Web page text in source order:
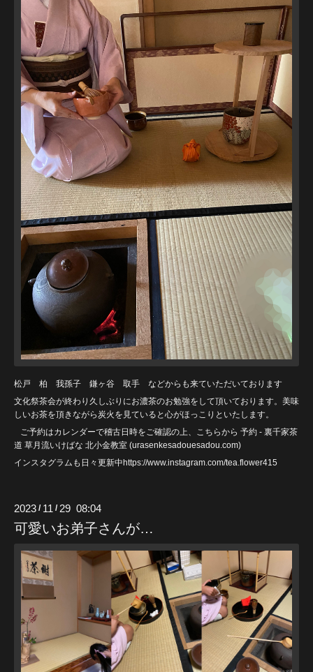
松戸 柏 我孫子 鎌ヶ谷 取手 などからも来ていただいております
文化祭茶会が終わり久しぶりにお濃茶のお勉強をして頂いております。美味
しいお茶を頂きながら炭火を見ていると心がほっこりといたします。
ご予約はカレンダーで稽古日時をご確認の上、こちらから 予約 - 裏千家茶
道 草月流いけばな 北小金教室 (urasenkesadouesadou .com)
インスタグラムも日々更新中https://www.instagram.com/tea.flower415
2023 / 11 / 29 08:04
可愛いお弟子さんが…